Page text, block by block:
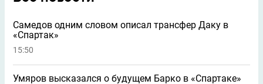
Самедов одним словом описал трансфер Даку в
«Спартак»
15:50
Умяров высказался о будущем Барко в «Спартаке»